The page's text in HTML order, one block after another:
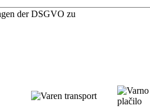
der DSGVO zu